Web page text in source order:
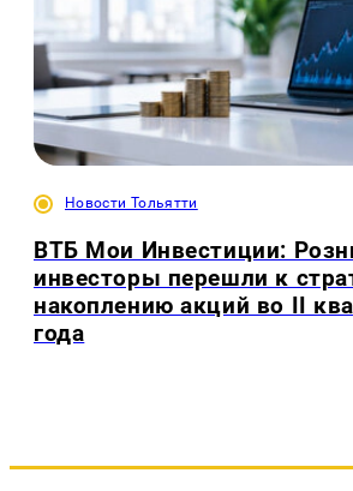
Новости Тольятти
ВТБ Мои Инвестиции:
инвесторы перешли к
накоплению акций во II
года